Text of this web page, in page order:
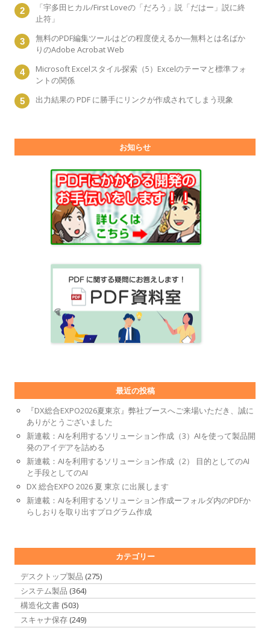
「宇多田ヒカル/First Loveの「だろう」説「だはー」説に終
止符」
無料のPDF編集ツールはどの程度使えるか―無料とは名ばか
りのAdobe Acrobat Web
Microsoft Excelスタイル探索（5）Excelのテーマと標準フォ
ントの関係
出力結果の PDF に勝手にリンクが作成されてしまう現象
お知らせ
最近の投稿
『DX総合EXPO2026夏東京』弊社ブースへご来場いただき、誠に
ありがとうございました
新連載：AIを利用するソリューション作成（3）AIを使って製品開
発のアイデアを詰める
新連載：AIを利用するソリューション作成（2） 目的としてのAI
と手段としてのAI
DX 総合EXPO 2026 夏 東京 に出展します
新連載：AIを利用するソリューション作成ーフォルダ内のPDFか
らしおりを取り出すプログラム作成
カテゴリー
デスクトップ製品 (275)
システム製品 (364)
構造化文書 (503)
スキャナ保存 (249)